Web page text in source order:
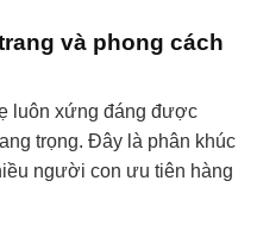
và phong cách
luôn xứng đáng được
trọng. Đây là phân khúc
người con ưu tiên hàng